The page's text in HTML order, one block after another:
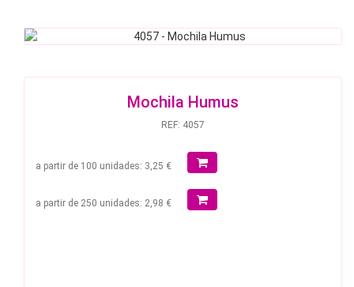
Mochila Humus
REF: 4057
a partir de 100 unidades: 3,25 €
a partir de 250 unidades: 2,98 €